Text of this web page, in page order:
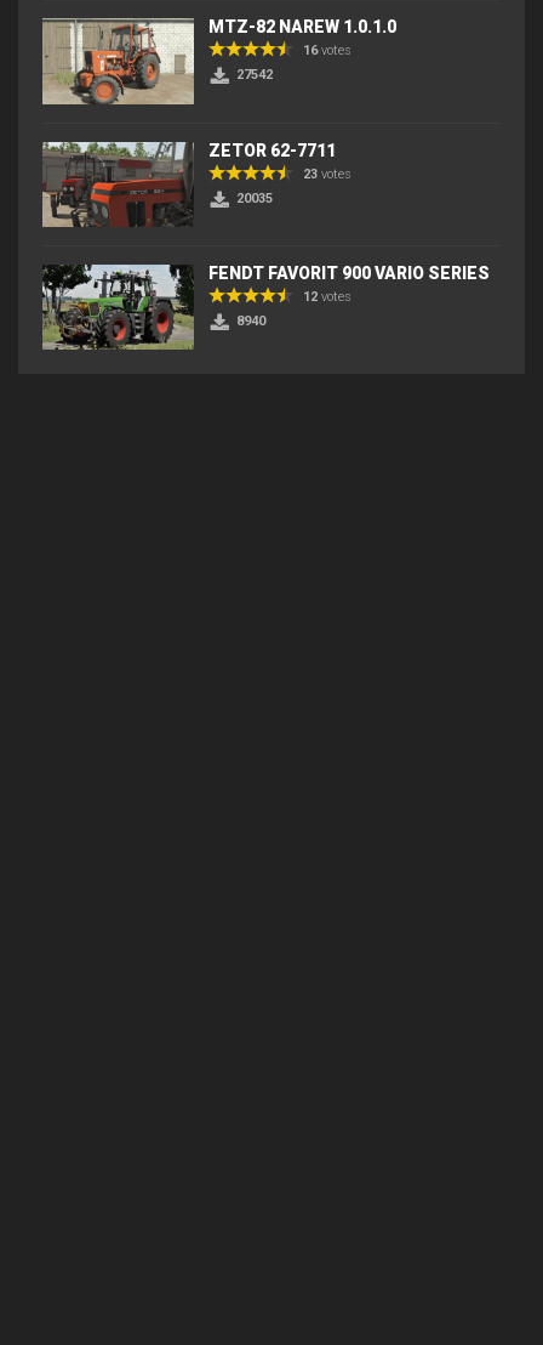
MTZ-82 NAREW 1.0.1.0
16votes
27542
ZETOR 62-7711
23 votes
20035
FENDT FAVORIT 900 VARIO SERIES
12 votes
8940